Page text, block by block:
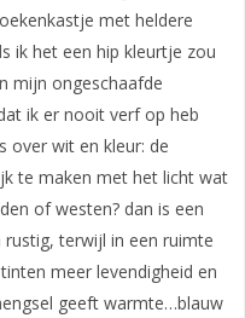
met heldere
ik het een hip kleurtje zou
mijn ongeschaafde
ik er nooit verf op heb
over wit en kleur: de
te maken met het licht wat
of westen? dan is een
terwijl in een ruimte
meer levendigheid en
geeft warmte…blauw